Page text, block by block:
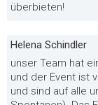
überbieten!
Helena Schindler
unser Team hat
und der Event ist
und sind auf alle